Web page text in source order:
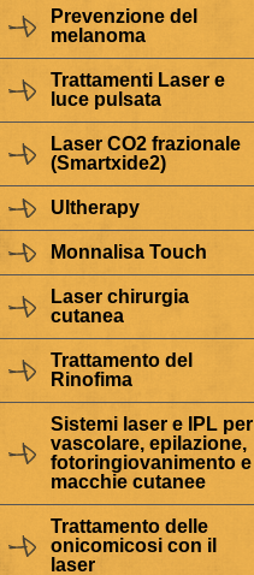
Prevenzione del
melanoma
Trattamenti Laser e
luce pulsata
Laser CO2 frazionale
(Smartxide2)
Ultherapy
Monnalisa Touch
Laser chirurgia
cutanea
Trattamento del
Rinofima
Sistemi laser e IPL per
vascolare, epilazione,
fotoringiovanimento e
macchie cutanee
Trattamento delle
onicomicosi con il
laser